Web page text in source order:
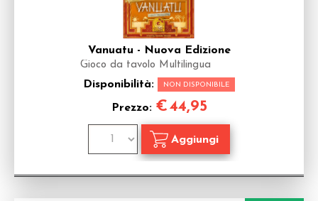
Vanuatu - Nuova Edizione
Gioco da tavolo Multilingua
Disponibilità: NON DISPONIBILE
Prezzo: €44,95